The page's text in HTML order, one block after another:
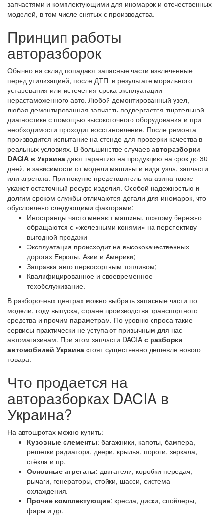
запчастями и комплектующими для иномарок и отечественных
моделей, в том числе снятых с производства.
Принцип работы
авторазборок
Обычно на склад попадают запасные части извлеченные
перед утилизацией, после ДТП, в результате морального
устаревания или истечения срока эксплуатации
нерастаможенного авто. Любой демонтированный узел,
любая демонтированная запчасть подвергается тщательной
диагностике с помощью высокоточного оборудования и при
необходимости проходит восстановление. После ремонта
производится испытание на стенде для проверки качества в
реальных условиях. В большинстве случаев авторазборки
DACIA в Украина дают гарантию на продукцию на срок до 30
дней, в зависимости от модели машины и вида узла, запчасти
или агрегата. При покупке представитель магазина также
укажет остаточный ресурс изделия. Особой надежностью и
долгим сроком службы отличаются детали для иномарок, что
обусловлено следующими факторами:
Иностранцы часто меняют машины, поэтому бережно
обращаются с «железными конями» на перспективу
выгодной продажи;
Эксплуатация происходит на высококачественных
дорогах Европы, Азии и Америки;
Заправка авто первосортным топливом;
Квалифицированное и своевременное
техобслуживание.
В разборочных центрах можно выбрать запасные части по
модели, году выпуска, стране производства транспортного
средства и прочим параметрам. По уровню спроса такие
сервисы практически не уступают привычным для нас
автомагазинам. При этом запчасти DACIA с разборки
автомобилей Украина стоят существенно дешевле нового
товара.
Что продается на
авторазборках DACIA в
Украина?
На автошротах можно купить:
Кузовные элементы: багажники, капоты, бампера,
решетки радиатора, двери, крылья, пороги, зеркала,
стёкла и пр.
Основные агрегаты: двигатели, коробки передач,
рычаги, генераторы, стойки, шасси, система
охлаждения.
Прочие комплектующие: кресла, диски, спойлеры,
фары и др.